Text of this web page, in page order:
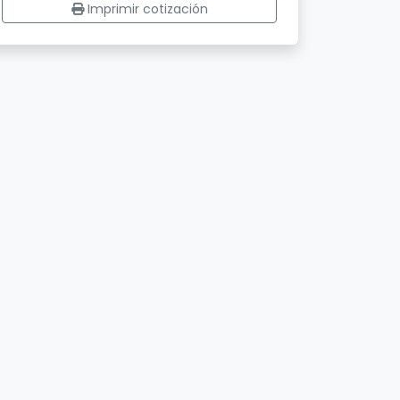
Imprimir cotización